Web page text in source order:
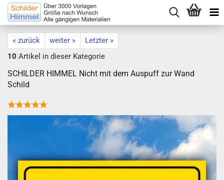
« zurück weiter »
Letzter »
10 Artikel in dieser Kategorie
SCHILDER HIMMEL Nicht mit dem Auspuff zur Wand
Schild